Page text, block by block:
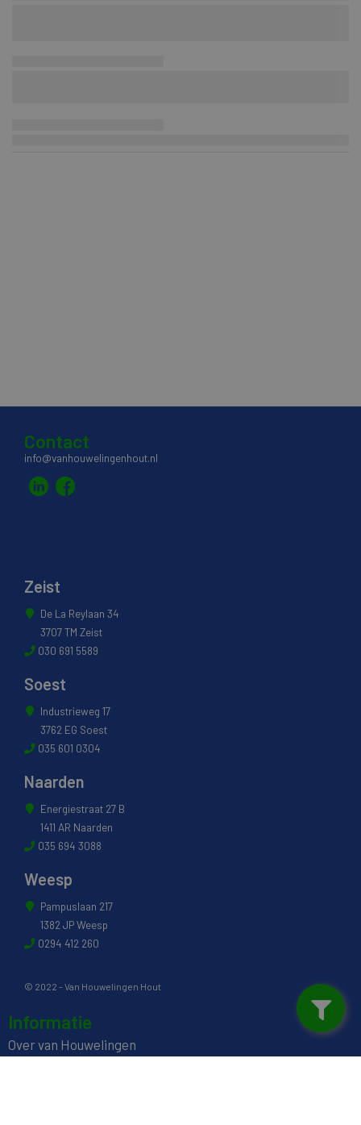
Contact
info@vanhouwelingenhout.nl
Zeist
De La Reylaan 34
3707 TM Zeist
030 691 5589
Soest
Industrieweg 17
3762 EG Soest
035 601 0304
Naarden
Energiestraat 27 B
1411 AR Naarden
035 694 3088
Weesp
Pampuslaan 217
1382 JP Weesp
0294 412 260
© 2022 - Van Houwelingen Hout
Informatie
Over van Houwelingen